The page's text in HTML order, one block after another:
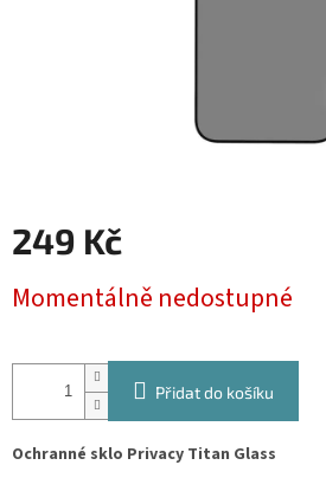
249 Kč
cena:
Momentálně nedostupné
Přidat do košíku
Ochranné sklo Privacy Titan Glass